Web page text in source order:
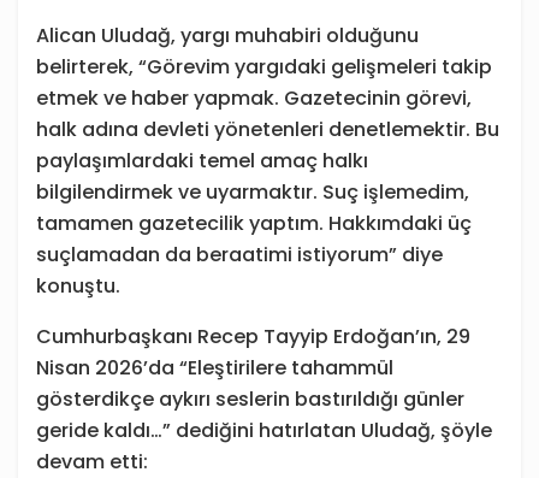
Alican Uludağ, yargı muhabiri olduğunu
belirterek, “Görevim yargıdaki gelişmeleri takip
etmek ve haber yapmak. Gazetecinin görevi,
halk adına devleti yönetenleri denetlemektir. Bu
paylaşımlardaki temel amaç halkı
bilgilendirmek ve uyarmaktır. Suç işlemedim,
tamamen gazetecilik yaptım. Hakkımdaki üç
suçlamadan da beraatimi istiyorum” diye
konuştu.
Cumhurbaşkanı Recep Tayyip Erdoğan’ın, 29
Nisan 2026’da “Eleştirilere tahammül
gösterdikçe aykırı seslerin bastırıldığı günler
geride kaldı…” dediğini hatırlatan Uludağ, şöyle
devam etti: